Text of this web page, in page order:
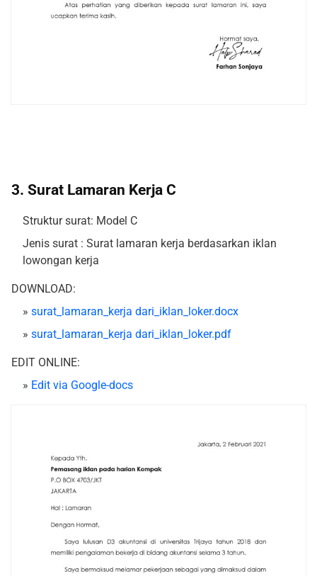
3. Surat Lamaran Kerja C
Struktur surat: Model C
Jenis surat : Surat lamaran kerja berdasarkan iklan
lowongan kerja
DOWNLOAD:
» surat_lamaran_kerja dari_iklan_loker.docx
» surat_lamaran_kerja dari_iklan_loker.pdf
EDIT ONLINE:
» Edit via Google-docs